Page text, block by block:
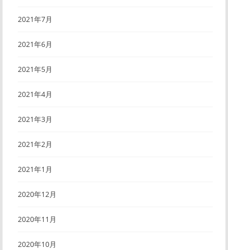
2021年7月
2021年6月
2021年5月
2021年4月
2021年3月
2021年2月
2021年1月
2020年12月
2020年11月
2020年10月